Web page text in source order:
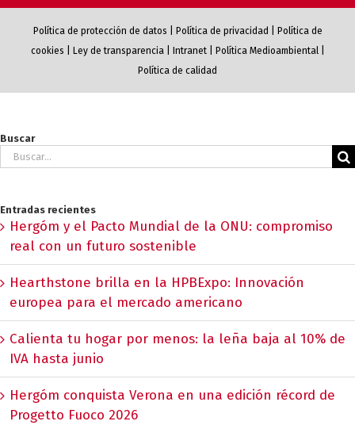
Política de protección de datos Política de privacidad
Política de
cookies
Ley de transparencia| Intranet| Política Medioambiental|
Política de calidad
Buscar
Buscar:
Entradas recientes
Hergóm y el Pacto Mundial de la ONU: compromiso
real con un futuro sostenible
Hearthstone brilla en la HPBExpo: Innovación
europea para el mercado americano
Calienta tu hogar por menos: la leña baja al 10% de
IVA hasta junio
Hergóm conquista Verona en una edición récord de
Progetto Fuoco 2026